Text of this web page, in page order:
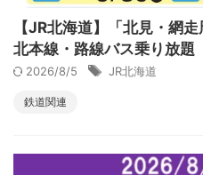
【JR北海道】「北見・網
北本線・路線バス乗り放題
2026/8/5 JR北海道
鉄道関連